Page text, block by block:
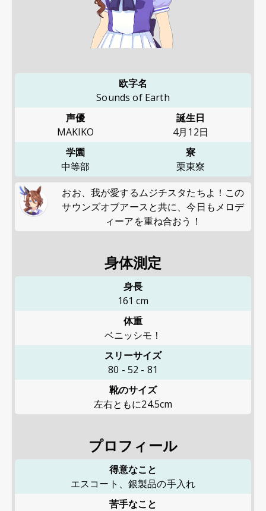
欧字名
Sounds of Earth
声優
MAKIKO
誕生日
4月12日
学園
中等部
寮
栗東寮
おお、我が愛するムジチスタたちよ！この
サウンズオブアースと共に、今日もメロデ
ィーアを重ね合おう！
身体測定
身長
161 cm
体重
ベニッシモ！
スリーサイズ
80 - 52 - 81
靴のサイズ
左右ともに24.5cm
プロフィール
得意なこと
エスコート、銀製品の手入れ
苦手なこと